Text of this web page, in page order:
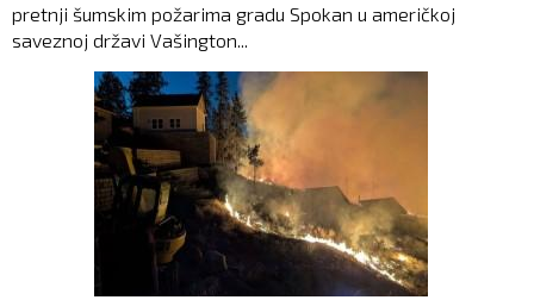
pretnji šumskim požarima gradu Spokan u američkoj
saveznoj državi Vašington...